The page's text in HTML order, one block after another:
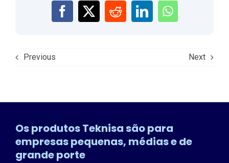
Previous Next
Os produtos Teknisa são para
empresas pequenas, médias e de
grande porte